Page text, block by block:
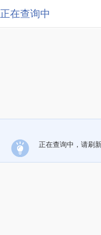
正在查询中
正在查询中，请刷